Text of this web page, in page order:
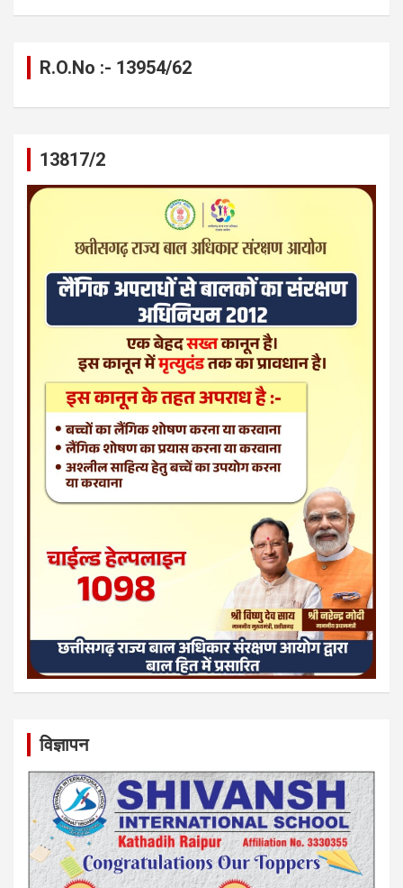
R.O.No :- 13954/62
13817/2
विज्ञापन